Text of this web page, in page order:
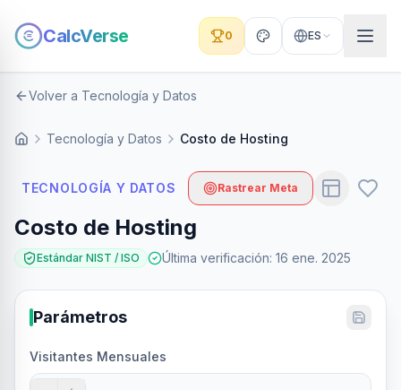
CalcVerse 0 ES
Volver a Tecnología y Datos
Tecnología y Datos Costo de Hosting
TECNOLOGÍA Y DATOS Rastrear Meta
Costo de Hosting
Estándar NIST / ISO Última verificación: 16 ene. 2025
Parámetros
Visitantes Mensuales